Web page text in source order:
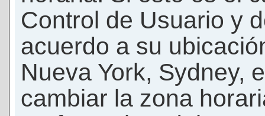
Control de Usuario y
acuerdo a su
Nueva York, Sydney,
cambiar la zona